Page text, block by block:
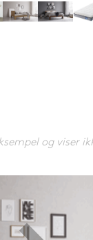
38x50 cm
og viser